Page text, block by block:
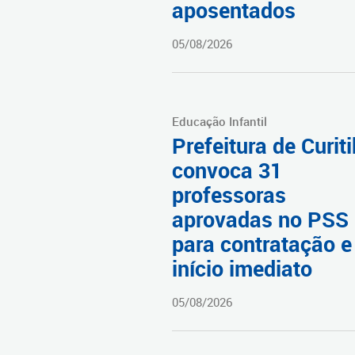
aposentados
05/08/2026
Educação Infantil
Prefeitura de
convoca 31
professoras
aprovadas no PSS
para contratação e
início imediato
05/08/2026